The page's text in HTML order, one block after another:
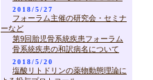
2018/5/27
フォーラム主催の研究会・セミナ
ーなど
第9回胎児骨系統疾患フォーラム
骨系統疾患の和訳病名について
2018/5/20
塩酸リトドリンの薬物動態理論に